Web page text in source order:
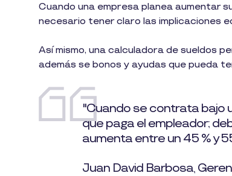
Cuando una empresa planea aumentar
necesario tener claro las implicaciones
Así mismo, una calculadora de sueldos
además se bonos y ayudas que pueda
"Cuando se contrata bajo
que paga el empleador;
aumenta entre un 45 % y
Juan David Barbosa,